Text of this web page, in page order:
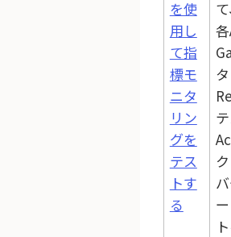
を使
用し
て指
標モ
ニタ
リン
グを
テス
トす
る
各